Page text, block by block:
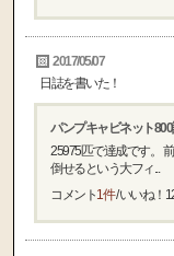
2017/05/07
日誌を書いた！
パンプキャビネット
25975匹で達成です。
倒せるという大フィ...
コメント1件/ いいね！